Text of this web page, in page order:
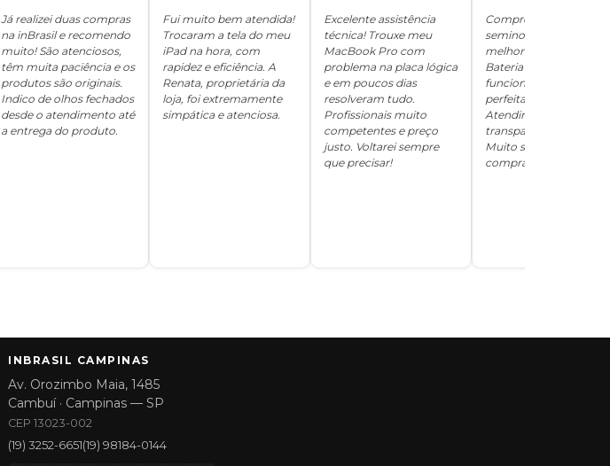
Já realizei duas compras
na inBrasil e recomendo
muito! São atenciosos,
têm muita paciência e os
produtos são originais.
Indico de olhos fechados
desde o atendimento até
a entrega do produto.
Fui muito bem atendida!
Trocaram a tela do meu
iPad na hora, com
rapidez e eficiência. A
Renata, proprietária da
loja, foi extremamente
simpática e atenciosa.
Excelente assistência
técnica! Trouxe meu
MacBook Pro com
problema na placa lógica
e em poucos dias
resolveram tudo.
Profissionais muito
competentes e preço
justo. Voltarei sempre
que precisar!
Comprei um iPhone
seminovo aqui e ficou
melhor que novo.
Bateria 100%, tudo
funcionando
perfeitamente.
Atendimento
transparente e
Muito satisfeita com a
compra!
INBRASIL CAMPINAS
Av. Orozimbo Maia, 1485
Cambuí · Campinas — SP
CEP 13023-002
(19) 3252-6651(19) 98184-0144